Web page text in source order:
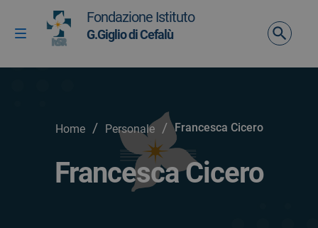
Vai ai contenuti
Vai al menu di navigazione
Vai al footer
Attiva / disattiva la navigazione
Fondazione Istituto
G.Giglio di Cefalù
Home / Personale / Francesca Cicero
Francesca Cicero